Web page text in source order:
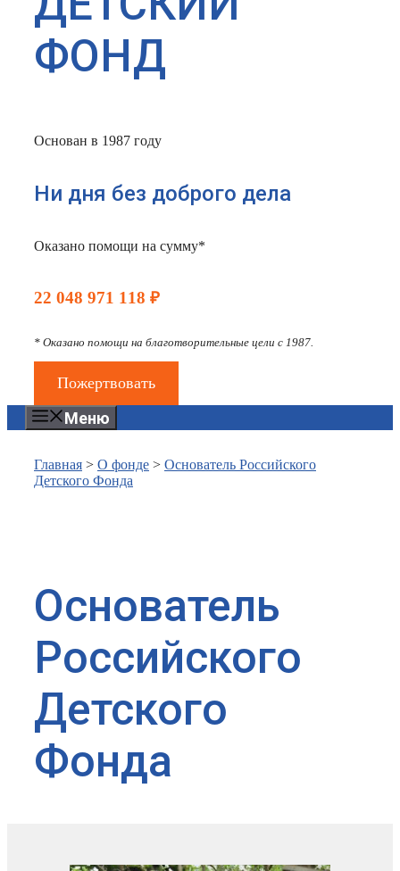
ФОНД
Основан в 1987 году
Ни дня без доброго дела
Оказано помощи на сумму*
22 048 971 118 ₽
* Оказано помощи на благотворительные цели с 1987.
Пожертвовать
Меню
Главная > О фонде > Основатель Российского
Детского Фонда
Основатель
Российского
Детского
Фонда